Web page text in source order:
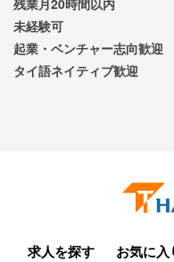
未経験可
起業・ベンチャー志向歓迎
タイ語ネイティブ歓迎
求人を探す お気に入